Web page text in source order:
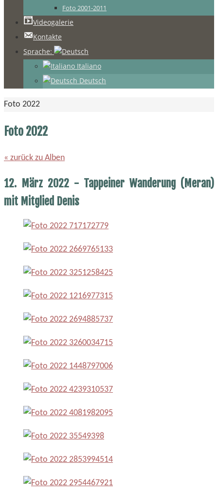
Foto 2001-2011
Videogalerie
Kontakte
Sprache:
Italiano
Deutsch
Start
Foto 2022
Foto 2022
« zurück zu Alben
12. März 2022 - Tappeiner Wanderung (Meran)
mit Mitglied Denis